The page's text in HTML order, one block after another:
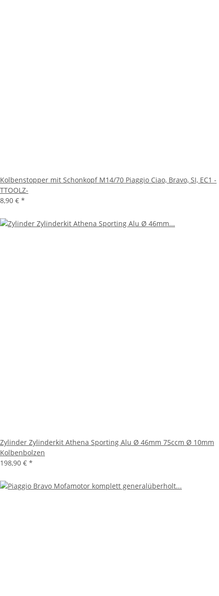
Kolbenstopper mit Schonkopf M14/70 Piaggio Ciao, Bravo, SI, EC1 -
TTOOLZ-
8,90 € *
Zylinder Zylinderkit Athena Sporting Alu Ø 46mm 75ccm Ø 10mm
Kolbenbolzen
198,90 € *